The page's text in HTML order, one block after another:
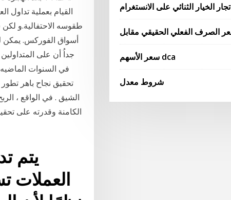
القيام بعملية
أسواق الفوركس. يمكن
جداُ أن على
في السنوات
تحقيق نجاح باهر
الشيق . في الواقع ،
الكامنة وقدرته على
يتم
العملات
تجار الخيار الثنائي على الانستغرام
سعر الأسهم dca
شروط معدل